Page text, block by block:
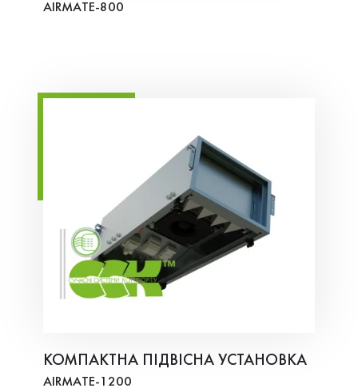
AIRMATE-800
КОМПАКТНА ПІДВІСНА УСТАНОВКА
AIRMATE-1200